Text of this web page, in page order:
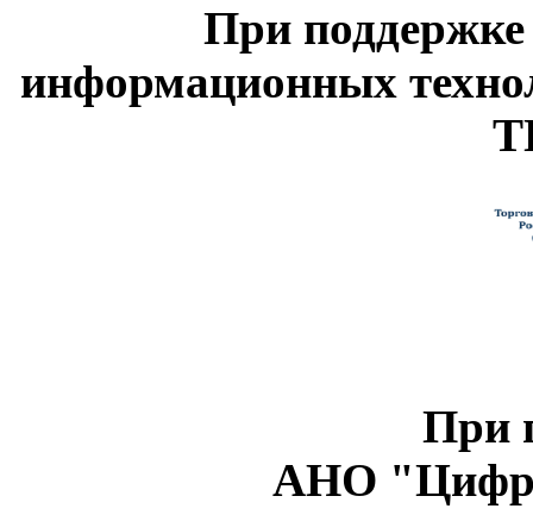
При
информационных
При
АНО